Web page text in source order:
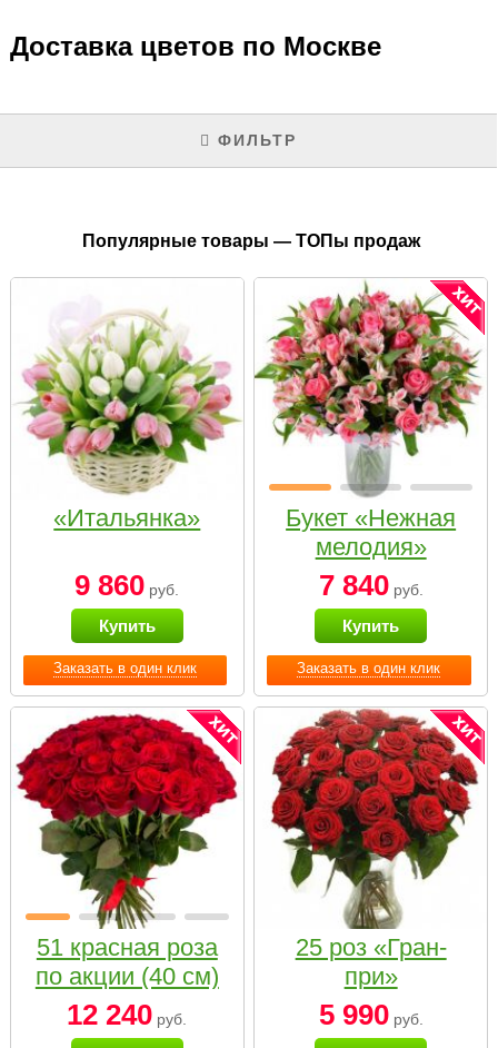
Доставка цветов по Москве
ФИЛЬТР
Популярные товары — ТОПы продаж
Заказать в один клик
«Итальянка»
9 860 руб.
Купить
Заказать в один клик
Букет «Нежная
мелодия»
7 840руб.
Купить
51 красная роза
по акции (40 см)
12 240 руб.
25 роз «Гран-
при»
5 990руб.